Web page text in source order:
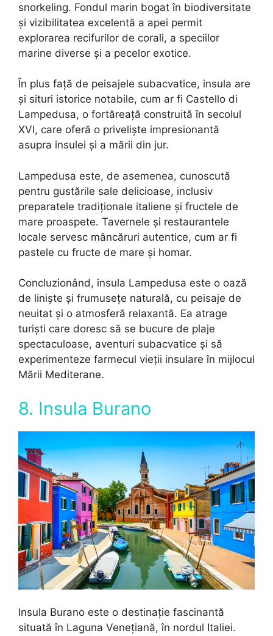
snorkeling. Fondul marin bogat în biodiversitate
și vizibilitatea excelentă a apei permit
explorarea recifurilor de corali, a speciilor
marine diverse și a pecelor exotice.
În plus față de peisajele subacvatice, insula are
și situri istorice notabile, cum ar fi Castello di
Lampedusa, o fortăreață construită în secolul
XVI, care oferă o priveliște impresionantă
asupra insulei și a mării din jur.
Lampedusa este, de asemenea, cunoscută
pentru gustările sale delicioase, inclusiv
preparatele tradiționale italiene și fructele de
mare proaspete. Tavernele și restaurantele
locale servesc mâncăruri autentice, cum ar fi
pastele cu fructe de mare și homar.
Concluzionând, insula Lampedusa este o oază
de liniște și frumusețe naturală, cu peisaje de
neuitat și o atmosferă relaxantă. Ea atrage
turiști care doresc să se bucure de plaje
spectaculoase, aventuri subacvatice și să
experimenteze farmecul vieții insulare în mijlocul
Mării Mediterane.
8. Insula Burano
Insula Burano este o destinație fascinantă
situată în Laguna Venețiană, în nordul Italiei.